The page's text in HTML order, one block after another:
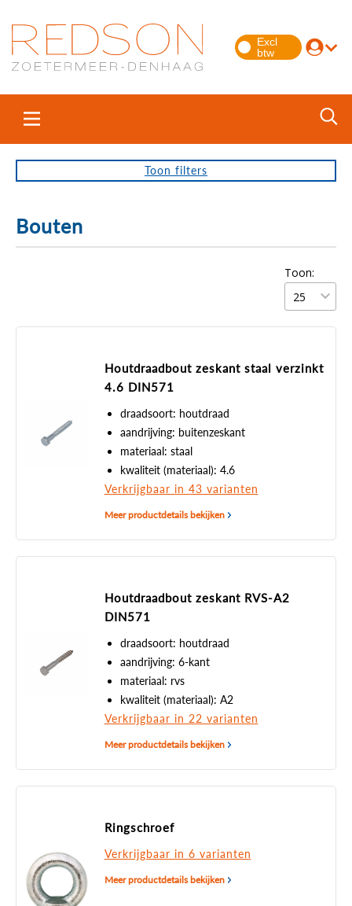
Toon filters
Bouten
Toon:
Houtdraadbout zeskant staal verzinkt
4.6 DIN571
draadsoort: houtdraad
aandrijving: buitenzeskant
materiaal: staal
kwaliteit (materiaal): 4.6
Verkrijgbaar in 43 varianten
Meer productdetails bekijken
Houtdraadbout zeskant RVS-A2
DIN571
draadsoort: houtdraad
aandrijving: 6-kant
materiaal: rvs
kwaliteit (materiaal): A2
Verkrijgbaar in 22 varianten
Meer productdetails bekijken
Ringschroef
Verkrijgbaar in 6 varianten
Meer productdetails bekijken